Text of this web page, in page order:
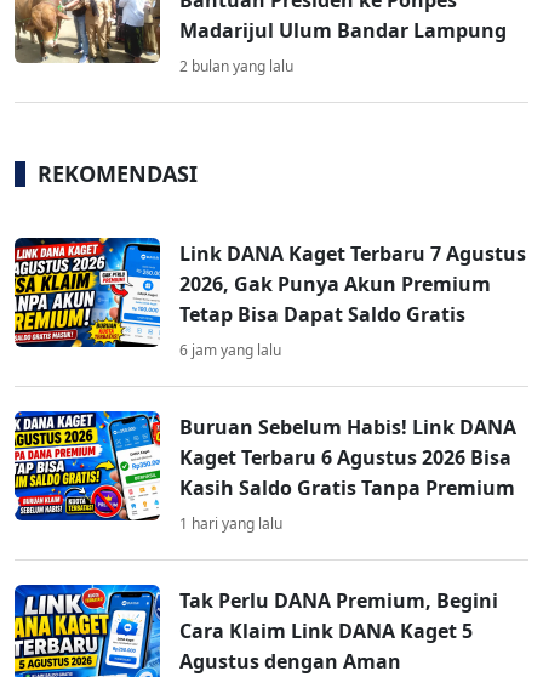
Madarijul Ulum Bandar Lampung
2 bulan yang lalu
REKOMENDASI
Link DANA Kaget Terbaru 7 Agustus
2026, Gak Punya Akun Premium
Tetap Bisa Dapat Saldo Gratis
6 jam yang lalu
Buruan Sebelum Habis! Link DANA
Kaget Terbaru 6 Agustus 2026 Bisa
Kasih Saldo Gratis Tanpa Premium
1 hari yang lalu
Tak Perlu DANA Premium, Begini
Cara Klaim Link DANA Kaget 5
Agustus dengan Aman